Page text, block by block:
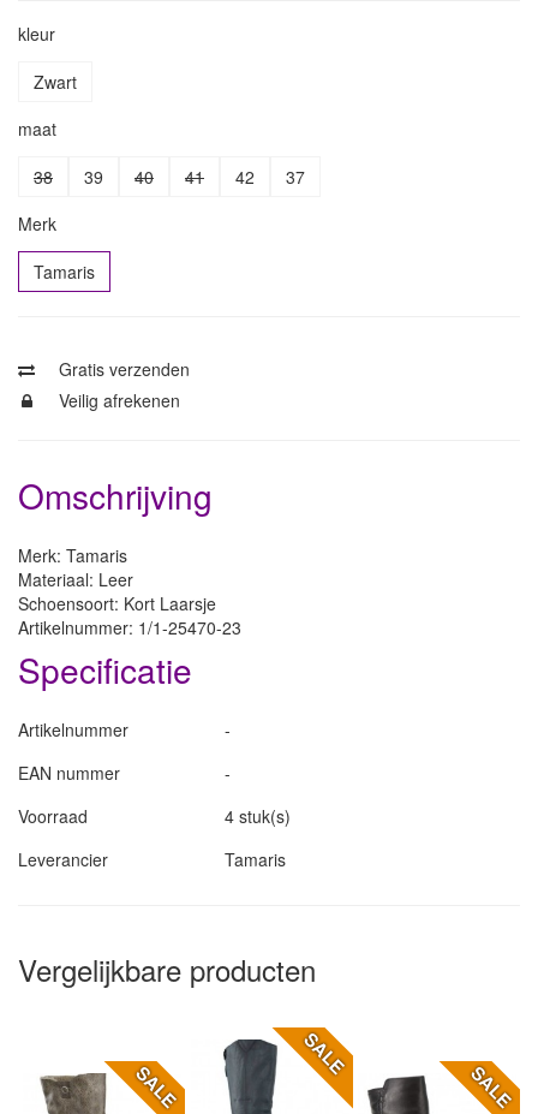
kleur
Zwart
maat
38
39 40 41 42
37
Merk
Tamaris
Gratis verzenden
Veilig afrekenen
Omschrijving
Merk: Tamaris
Materiaal: Leer
Schoensoort: Kort Laarsje
Artikelnummer: 1/1-25470-23
Specificatie
Artikelnummer
-
EAN nummer
-
Voorraad
4 stuk(s)
Leverancier
Tamaris
Vergelijkbare producten
SALE
SALE
SALE